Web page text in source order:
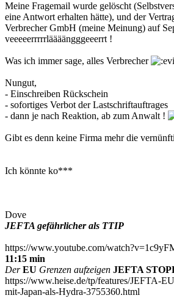
Meine Fragemail wurde gelöscht
eine Antwort erhalten hätte), und der
Verbrecher GmbH (meine Meinung) auf
veeeeerrrrrläääängggeeerrt !
Was ich immer sage, alles Verbrecher
Nungut,
- Einschreiben Rückschein
- sofortiges Verbot der Lastschriftauftrages
- dann je nach Reaktion, ab zum Anwalt !
Gibt es denn keine Firma mehr die
Ich könnte ko***
Dove
JEFTA gefährlicher als TTIP
https://www.youtube.com/
11:15 min
Der EU Grenzen aufzeigen JEFTA
https://www.heise.de/tp/features/JEFTA-
mit-Japan-als-Hydra-3755360.html